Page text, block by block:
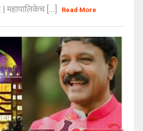
महापालिकेच [...]
Read More